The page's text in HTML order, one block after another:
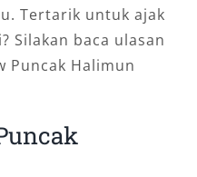
Tertarik untuk ajak
Silakan baca ulasan
Puncak Halimun